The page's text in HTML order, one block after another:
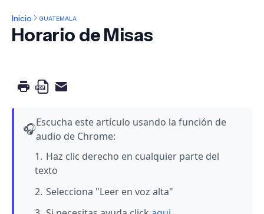
Inicio GUATEMALA
Horario de Misas
🎧Escucha este artículo usando la función de
audio de Chrome:
Haz clic derecho en cualquier parte del
texto
Selecciona "Leer en voz alta"